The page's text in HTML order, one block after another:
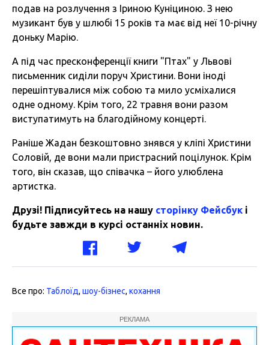
подав на розлучення з Іриною Куніциною. З нею
музикант був у шлюбі 15 років та має від неї 10-річну
доньку Марію.
А під час пресконференції книги "Птах" у Львові
письменник сиділи поруч Христини. Вони іноді
перешіптувалися між собою та мило усміхалися
одне одному. Крім того, 22 травня вони разом
виступатимуть на благодійному концерті.
Раніше Жадан безкоштовно знявся у кліпі Христини
Соловій, де вони мали пристрасний поцілунок. Крім
того, він сказав, що співачка – його улюблена
артистка.
Друзі! Підписуйтесь на нашу сторінку Фейсбук і
будьте завжди в курсі останніх новин.
Все про: Таблоїд, шоу-бізнес, кохання
РЕКЛАМА